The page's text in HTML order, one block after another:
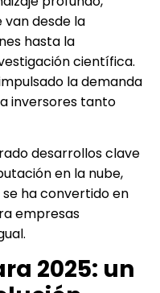
van desde la
hasta la
científica.
la demanda
inversores tanto
desarrollos clave
en la nube,
ha convertido en
empresas
2025: un